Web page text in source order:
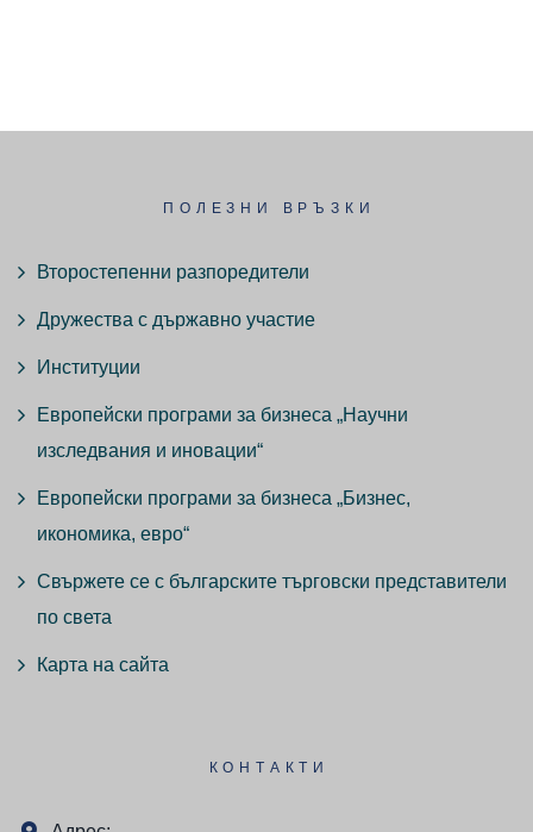
ПОЛЕЗНИ ВРЪЗКИ
Второстепенни разпоредители
Дружества с държавно участие
Институции
Европейски програми за бизнеса „Научни
изследвания и иновации“
Европейски програми за бизнеса „Бизнес,
икономика, евро“
Свържете се с българските търговски представители
по света
Карта на сайта
КОНТАКТИ